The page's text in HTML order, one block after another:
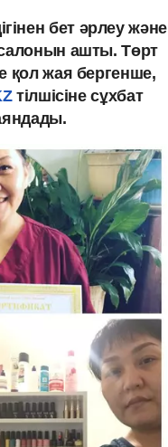
бет әрлеу және
ашты. Төрт
қол жая бергенше,
тілшісіне сұхбат